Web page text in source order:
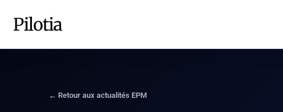
Pilotia
← Retour aux actualités EPM